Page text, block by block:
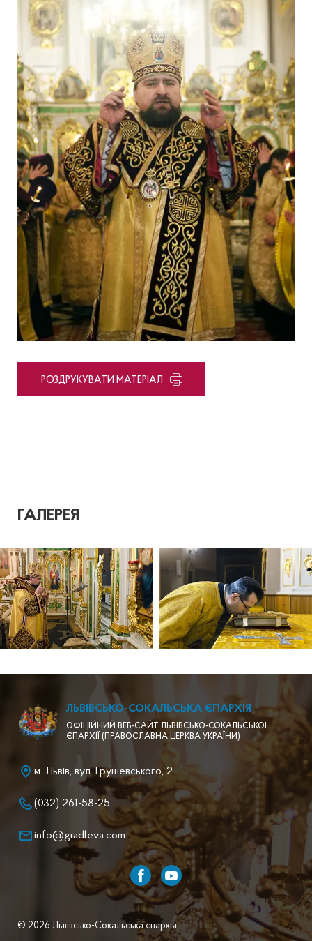
PОЗДРУКУВАТИ МАТЕРІАЛ
ГАЛЕРЕЯ
ЛЬВІВСЬКО-СОКАЛЬСЬКА ЄПАРХІЯ
ОФІЦІЙНИЙ ВЕБ-САЙТ ЛЬВІВСЬКО-СОКАЛЬСЬКОЇ
ЄПАРХІЇ (ПРАВОСЛАВНА ЦЕРКВА УКРАЇНИ)
м. Львів, вул. Грушевського, 2
(032) 261-58-25
info@gradleva.com
© 2026 Львівсько-Сокальська єпархія .